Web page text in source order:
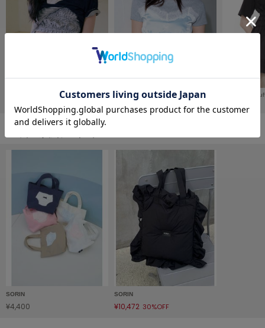
FURFUR
ファーファー
gelato pique
GELATO PIQUE CAT&DOG
ジェラート ピケ キャットアンドドッグ
GRAMICCI
Henon.
へノン
HOKA ONEONE
ホカ オネオネ
Doll Panties Docking T-shirt/ドールパンティー ドッキングTシャツ
SORIN
¥4,400
SORIN
¥10,472 30%OFF